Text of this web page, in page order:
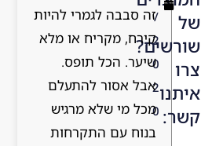
של
שורשים?
צרו
איתנו
קשר:
/
2
0
2
0
זה סבבה לגמרי להיות
קירח, מקריח או מלא
שיער. הכל תופס.
אבל אסור להתעלם
מכל מי שלא מרגיש
בנוח עם התקרחות